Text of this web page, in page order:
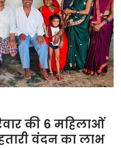
की 6 महिलाओं
वंदन का लाभ